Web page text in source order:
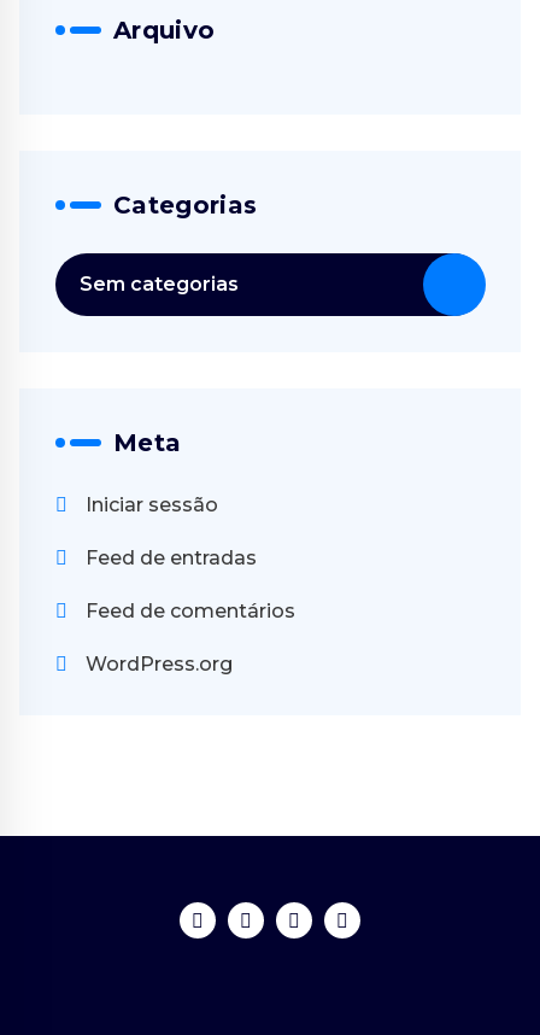
Arquivo
Categorias
Sem categorias
Meta
Iniciar sessão
Feed de entradas
Feed de comentários
WordPress.org